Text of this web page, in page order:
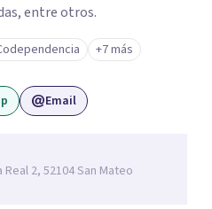
entre otros.
+7 más
Email
2, 52104 San Mateo